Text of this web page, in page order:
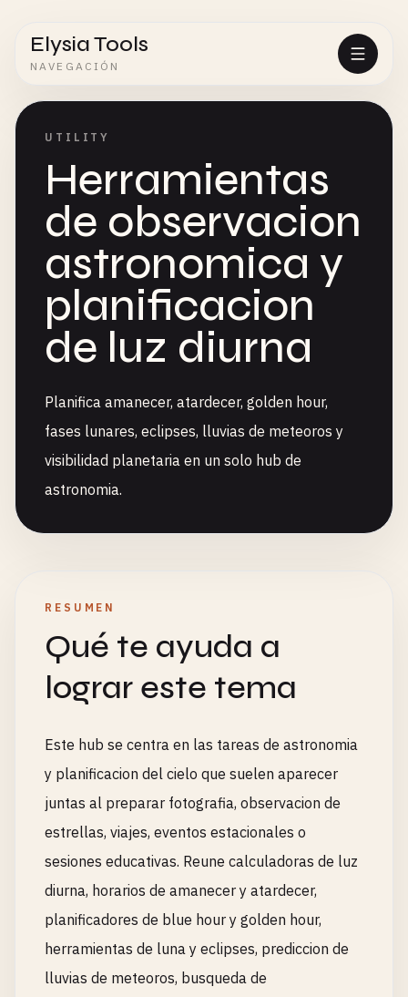
Elysia Tools
NAVEGACIÓN
UTILITY
Herramientas
de observacion
astronomica y
planificacion
de luz diurna
Planifica amanecer, atardecer, golden hour,
fases lunares, eclipses, lluvias de meteoros y
visibilidad planetaria en un solo hub de
astronomia.
RESUMEN
Qué te ayuda a
lograr este tema
Este hub se centra en las tareas de astronomia
y planificacion del cielo que suelen aparecer
juntas al preparar fotografia, observacion de
estrellas, viajes, eventos estacionales o
sesiones educativas. Reune calculadoras de luz
diurna, horarios de amanecer y atardecer,
planificadores de blue hour y golden hour,
herramientas de luna y eclipses, prediccion de
lluvias de meteoros, busqueda de